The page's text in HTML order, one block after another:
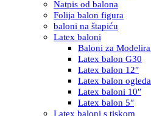
Natpis od balona
Folija balon figura
baloni na štapiću
Latex baloni
Baloni za
Latex balon G30
Latex balon 12″
Latex balon
Latex baloni 10″
Latex balon 5″
Latex baloni s tiskom